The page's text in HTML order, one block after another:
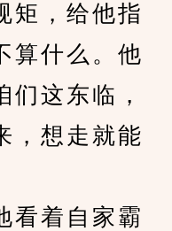
矩，给他指
算什么。他
这东临，
，想走就能
着自家霸